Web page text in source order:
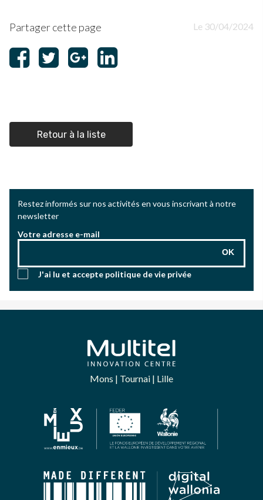
Partager cette page Le 30/04/2024
Retour à la liste
Restez informés sur nos activités en vous inscrivant à notre
newsletter
Votre adresse e-mail
OK
J'ai lu et accepte politique de vie privée
Mons | Tournai | Lille